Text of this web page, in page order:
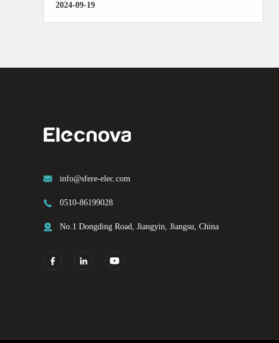
2024-09-19
 info@sfere-elec.com
 0510-86199028
 No.1 Dongding Road, Jiangyin, Jiangsu, China
  